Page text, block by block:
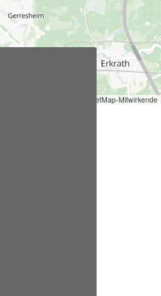
© OpenStreetMap-Mitwirkende